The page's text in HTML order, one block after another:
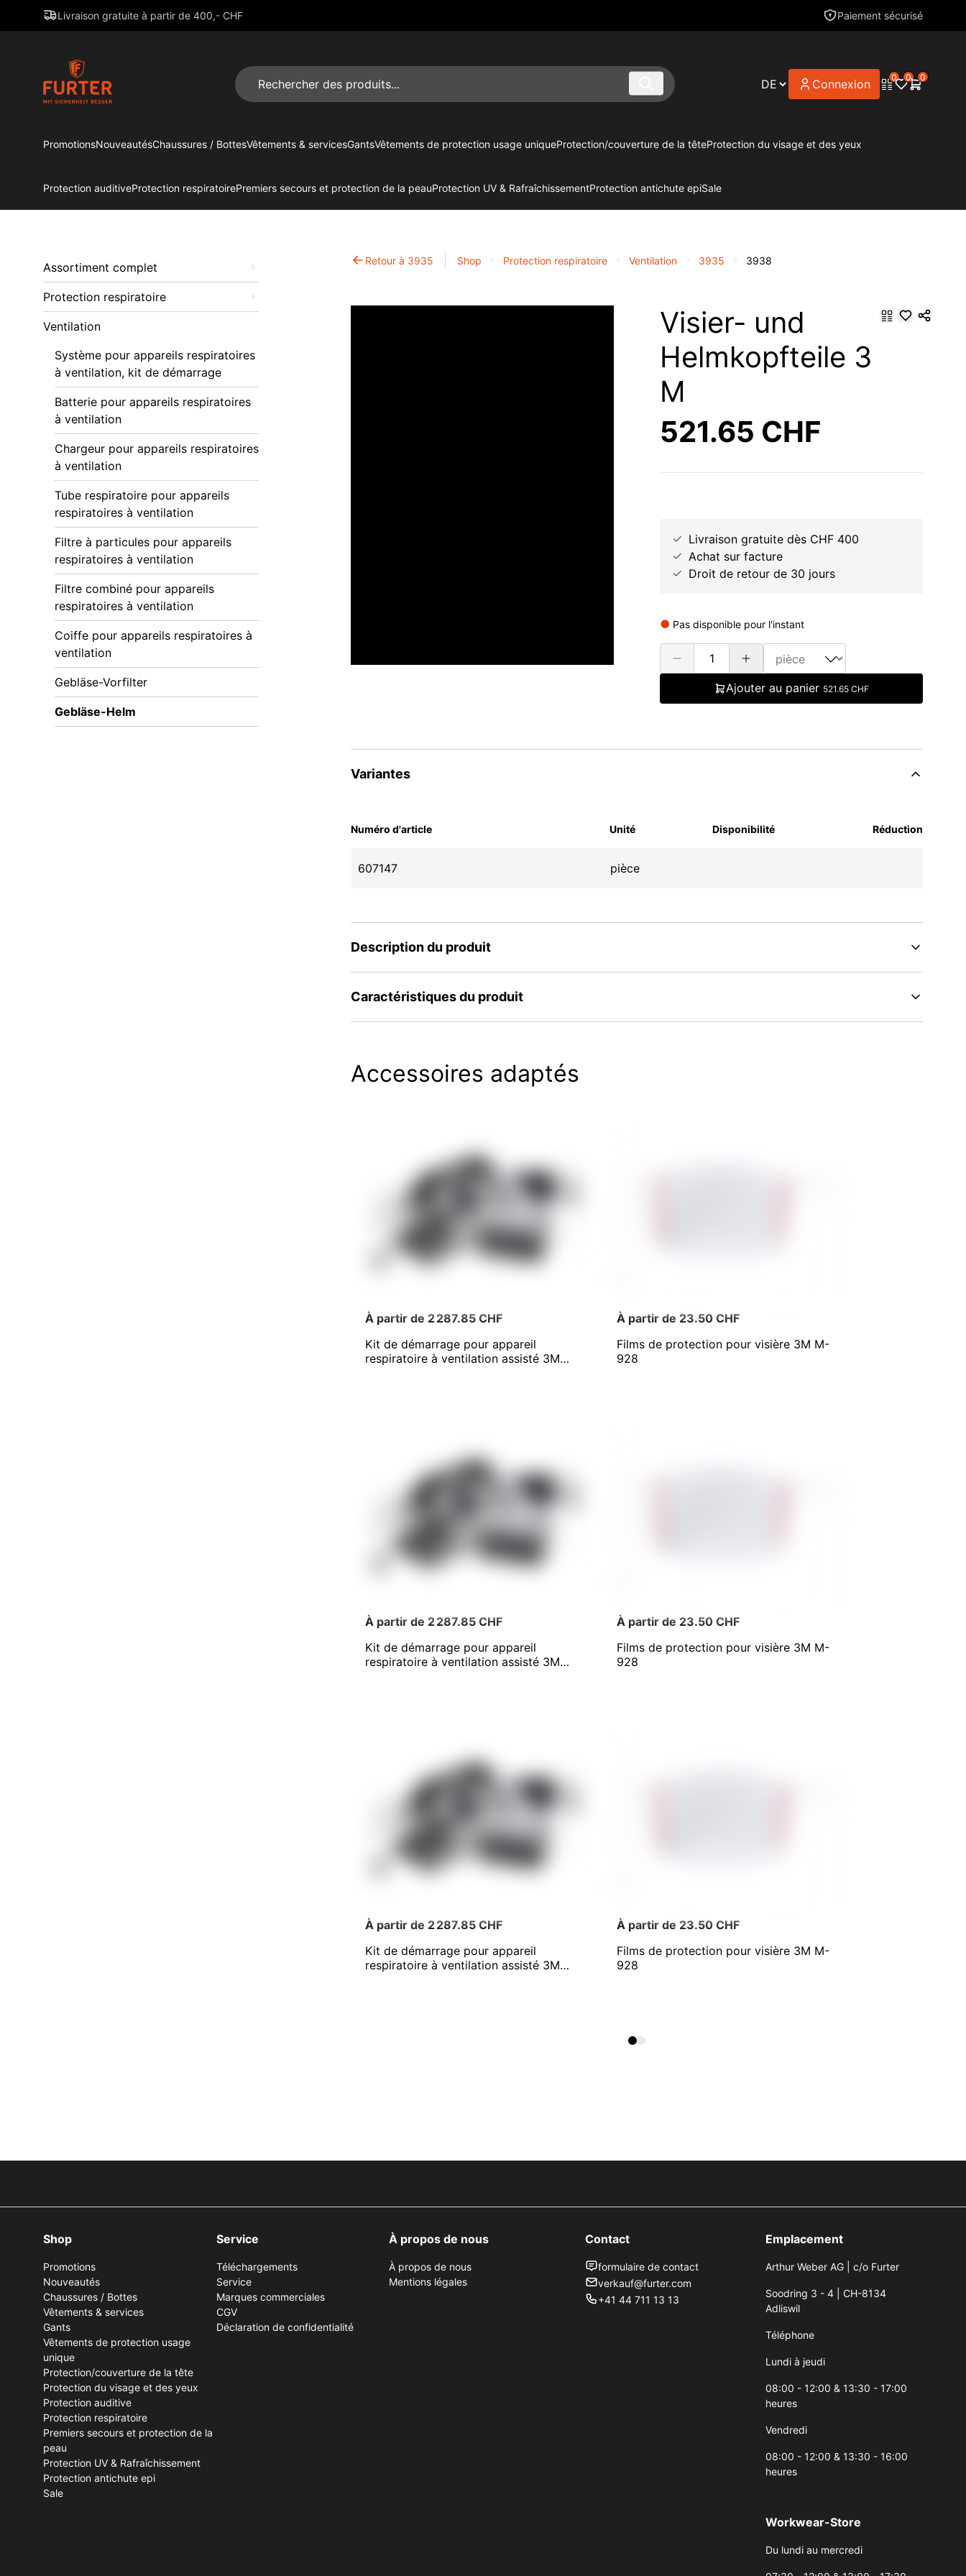
Livraison gratuite à partir de 400,- CHF Paiement sécurisé
Connexion 0 0 0
PromotionsNouveautésChaussures / BottesVêtements & servicesGantsVêtements de protection usage uniqueProtection/couverture de la têteProtection du visage et des yeux
Protection auditiveProtection respiratoirePremiers secours et protection de la peauProtection UV & RafraîchissementProtection antichute epiSale
Assortiment complet
Protection respiratoire
Ventilation
Système pour appareils respiratoires
à ventilation, kit de démarrage
Batterie pour appareils respiratoires
à ventilation
Chargeur pour appareils respiratoires
à ventilation
Tube respiratoire pour appareils
respiratoires à ventilation
Filtre à particules pour appareils
respiratoires à ventilation
Filtre combiné pour appareils
respiratoires à ventilation
Coiffe pour appareils respiratoires à
ventilation
Gebläse-Vorfilter
Gebläse-Helm
Retour à 3935 Shop Protection respiratoire Ventilation 3935 3938
Visier- und
Helmkopfteile 3
M
521.65 CHF
Livraison gratuite dès CHF 400
Achat sur facture
Droit de retour de 30 jours
Pas disponible pour l'instant
Ajouter au panier 521.65 CHF
Variantes
Numéro d'article Unité Disponibilité Réduction
607147 pièce
Description du produit
Caractéristiques du produit
Accessoires adaptés
À partir de 2 287.85 CHF
Kit de démarrage pour appareil
respiratoire à ventilation assisté 3M
À partir de 23.50 CHF
Films de protection pour visière 3M M-
928
À partir de 2 287.85 CHF
Kit de démarrage pour appareil
respiratoire à ventilation assisté 3M
À partir de 23.50 CHF
Films de protection pour visière 3M M-
928
À partir de 2 287.85 CHF
Kit de démarrage pour appareil
respiratoire à ventilation assisté 3M
À partir de 23.50 CHF
Films de protection pour visière 3M M-
928
Shop
Promotions
Nouveautés
Chaussures / Bottes
Vêtements & services
Gants
Vêtements de protection usage
unique
Protection/couverture de la tête
Protection du visage et des yeux
Protection auditive
Protection respiratoire
Premiers secours et protection de la
peau
Protection UV & Rafraîchissement
Protection antichute epi
Sale
Service
Téléchargements
Service
Marques commerciales
CGV
Déclaration de confidentialité
À propos de nous
À propos de nous
Mentions légales
Contact
formulaire de contact
verkauf@furter.com
+41 44 711 13 13
Emplacement
Arthur Weber AG | c/o Furter
Soodring 3 - 4 | CH-8134
Adliswil
Téléphone
Lundi à jeudi
08:00 - 12:00 & 13:30 - 17:00
heures
Vendredi
08:00 - 12:00 & 13:30 - 16:00
heures
Workwear-Store
Du lundi au mercredi